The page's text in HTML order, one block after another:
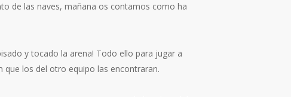
de las naves, mañana os contamos como ha
y tocado la arena! Todo ello para jugar a
que los del otro equipo las encontraran.